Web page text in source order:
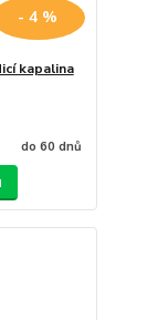
- 4 %
kapalina
do 60 dnů